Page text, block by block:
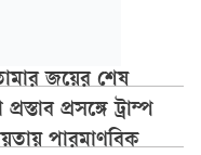
জয়ের শেষ
প্রসঙ্গে ট্রাম্প
পারমাণবিক